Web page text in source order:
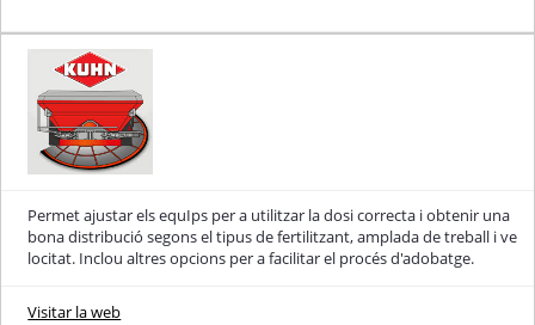
Permet ajustar els equIps per a utilitzar la dosi correcta i obtenir una
bona distribució segons el tipus de fertilitzant, amplada de treball i ve
locitat. Inclou altres opcions per a facilitar el procés d'adobatge.
Visitar la web